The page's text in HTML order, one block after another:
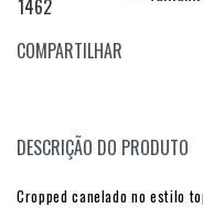
COMPARTILHAR
DESCRIÇÃO DO PRODUTO
Cropped canelado no estilo